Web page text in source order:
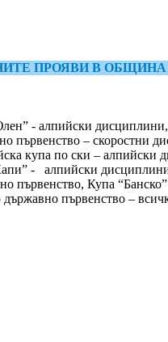
ПРОЯВИ В
- алпийски
– скоростни
купа по ски – алпийски
- алпийски дисциплини,
Купа “Банско”
първенство –